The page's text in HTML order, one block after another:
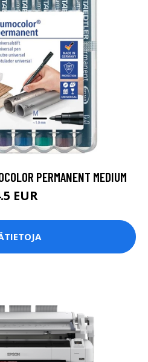
PERMANENT MEDIUM
EUR